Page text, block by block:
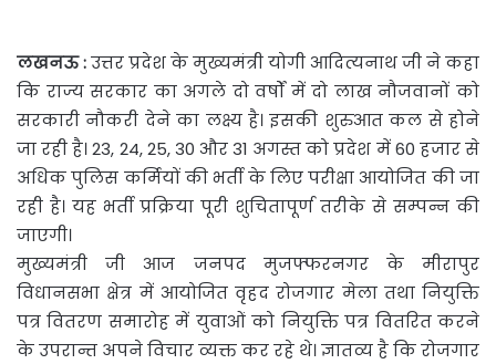
लखनऊ:उत्तर प्रदेश के मुख्यमंत्री योगी आदित्यनाथ जी ने कहा
कि राज्य सरकार का अगले दो वर्षों में दो लाख नौजवानों को
सरकारी नौकरी देने का लक्ष्य है। इसकी शुरुआत कल से होने
जा रही है। 23, 24, 25, 30 और 31 अगस्त को प्रदेश में 60 हजार से
अधिक पुलिस कर्मियों की भर्ती के लिए परीक्षा आयोजित की जा
रही है। यह भर्ती प्रक्रिया पूरी शुचितापूर्ण तरीके से सम्पन्न की
जाएगी।
मुख्यमंत्री जी आज जनपद मुजफ्फरनगर के मीरापुर
विधानसभा क्षेत्र में आयोजित वृहद रोजगार मेला तथा नियुक्ति
पत्र वितरण समारोह में युवाओं को नियुक्ति पत्र वितरित करने
के उपरान्त अपने विचार व्यक्त कर रहे थे। ज्ञातव्य है कि रोजगार